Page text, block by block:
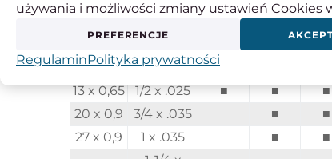
Ilość zębów na cal:
Szerokość x grubość
mm
cal 14/18
13 x 0,65 1/2 x .025 ■ ■ ■
20 x 0,9
3/4 x .035 ■ ■
27 x 0,9
1 x .035 ■ ■
używania i możliwości zmiany ustawień Cookies
PREFERENCJE
RegulaminPolityka prywatności